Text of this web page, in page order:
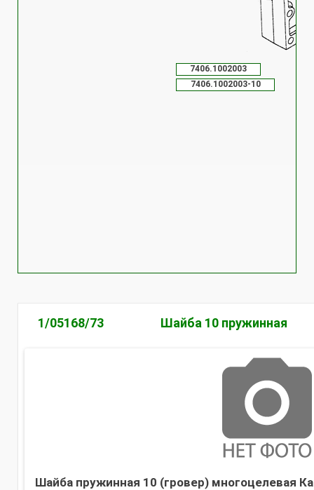
7406.1002003
7406.1002003-10
1/05168/73 Шайба 10 пружинная
Шайба пружинная 10 (гровер) многоцелевая